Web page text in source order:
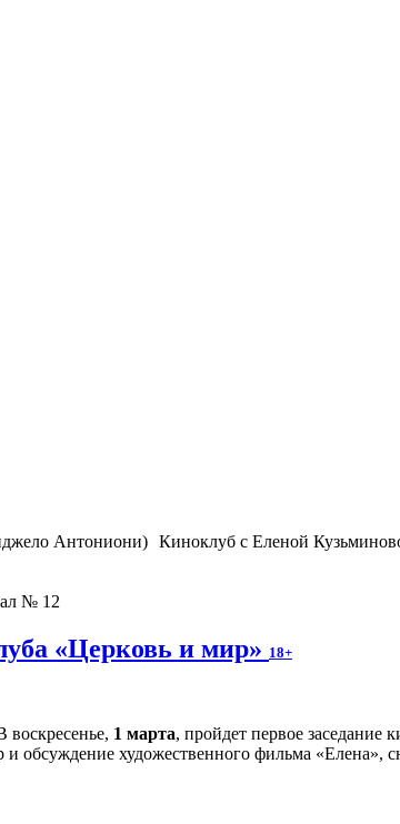
Киноклуб с Еленой
№ 12
«Церковь и мир» 18+
воскресенье, 1 марта, пройдет первое заседание
обсуждение художественного фильма «Елена»,